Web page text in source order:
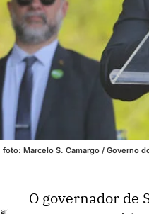
foto: Marcelo S. Camargo / Governo
O governador de